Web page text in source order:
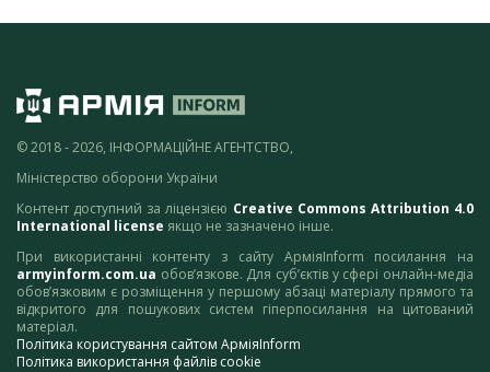
© 2018 - 2026, ІНФОРМАЦІЙНЕ АГЕНТСТВО,
Міністерство оборони України
Контент доступний за ліцензією Creative Commons Attribution 4.0
International license якщо не зазначено інше.
При використанні контенту з сайту АрміяInform посилання на
armyinform.com.ua обов’язкове. Для суб’єктів у сфері онлайн-медіа
обов’язковим є розміщення у першому абзаці матеріалу прямого та
відкритого для пошукових систем гіперпосилання на цитований
матеріал.
Політика користування сайтом АрміяInform
Політика використання файлів cookie